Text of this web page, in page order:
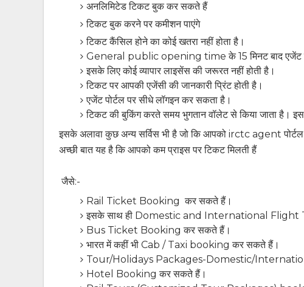
अनलिमिटेड टिकट बुक कर सकते हैं
टिकट बुक करने पर कमीशन पाएंगे
टिकट कैंसिल होने का कोई खतरा नहीं होता है।
General public opening time के 15 मिनट बाद एजेंट
इसके लिए कोई व्यापार लाइसेंस की जरूरत नहीं होती है।
टिकट पर आपकी एजेंसी की जानकारी प्रिंट होती है।
एजेंट पोर्टल पर सीधे लॉगइन कर सकता है।
टिकट की बुकिंग करते समय भुगतान वॉलेट से किया जाता है।
इसके अलावा कुछ अन्य सर्विस भी है जो कि आपको irctc agent
अच्छी बात यह है कि आपको कम प्राइस पर टिकट मिलती हैं
जैसे:-
Rail Ticket Booking कर सकते हैं।
इसके साथ ही Domestic and International
Bus Ticket Booking कर सकते हैं।
भारत में कहीं भी Cab / Taxi booking कर सकते हैं।
Tour/Holidays Packages-Domestic/
Hotel Booking कर सकते हैं।